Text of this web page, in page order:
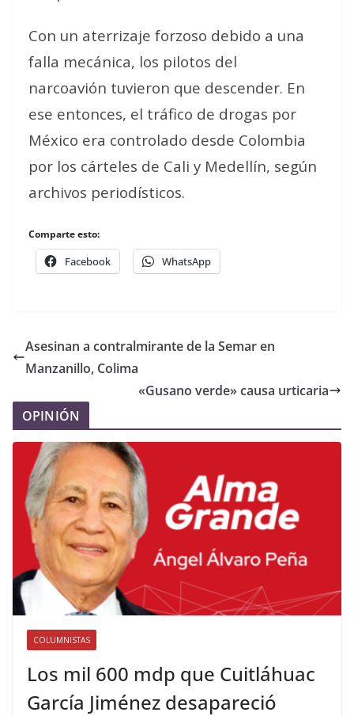
Con un aterrizaje forzoso debido a una
falla mecánica, los pilotos del
narcoavión tuvieron que descender. En
ese entonces, el tráfico de drogas por
México era controlado desde Colombia
por los cárteles de Cali y Medellín, según
archivos periodísticos.
Comparte esto:
Facebook WhatsApp
Asesinan a contralmirante de la Semar en
Manzanillo, Colima
«Gusano verde» causa urticaria
OPINIÓN
COLUMNISTAS
Los mil 600 mdp que Cuitláhuac
García Jiménez desapareció